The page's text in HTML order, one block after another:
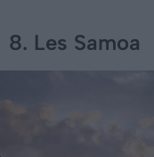
8. Les Samoa